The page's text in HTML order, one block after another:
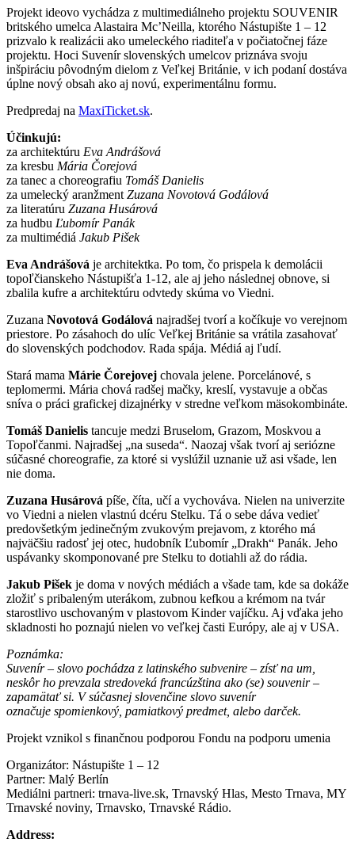
Projekt ideovo vychádza z multimediálneho projektu SOUVENIR
britského umelca Alastaira Mc’Neilla, ktorého Nástupište 1 – 12
prizvalo k realizácii ako umeleckého riaditeľa v počiatočnej fáze
projektu. Hoci Suvenír slovenských umelcov priznáva svoju
inšpiráciu pôvodným dielom z Veľkej Británie, v ich podaní dostáva
úplne nový obsah ako aj novú, experimentálnu formu.
Predpredaj na MaxiTicket.sk.
Účinkujú:
za architektúru Eva Andrášová
za kresbu Mária Čorejová
za tanec a choreografiu Tomáš Danielis
za umelecký aranžment Zuzana Novotová Godálová
za literatúru Zuzana Husárová
za hudbu Ľubomír Panák
za multimédiá Jakub Pišek
Eva Andrášová je architektka. Po tom, čo prispela k demolácii
topoľčianskeho Nástupišťa 1-12, ale aj jeho následnej obnove, si
zbalila kufre a architektúru odvtedy skúma vo Viedni.
Zuzana Novotová Godálová najradšej tvorí a kočíkuje vo verejnom
priestore. Po zásahoch do ulíc Veľkej Británie sa vrátila zasahovať
do slovenských podchodov. Rada spája. Médiá aj ľudí.
Stará mama Márie Čorejovej chovala jelene. Porcelánové, s
teplomermi. Mária chová radšej mačky, kreslí, vystavuje a občas
sníva o práci grafickej dizajnérky v stredne veľkom mäsokombináte.
Tomáš Danielis tancuje medzi Bruselom, Grazom, Moskvou a
Topoľčanmi. Najradšej „na suseda“. Naozaj však tvorí aj seriózne
súčasné choreografie, za ktoré si vyslúžil uznanie už asi všade, len
nie doma.
Zuzana Husárová píše, číta, učí a vychováva. Nielen na univerzite
vo Viedni a nielen vlastnú dcéru Stelku. Tá o sebe dáva vedieť
predovšetkým jedinečným zvukovým prejavom, z ktorého má
najväčšiu radosť jej otec, hudobník Ľubomír „Drakh“ Panák. Jeho
uspávanky skomponované pre Stelku to dotiahli až do rádia.
Jakub Pišek je doma v nových médiách a všade tam, kde sa dokáže
zložiť s pribaleným uterákom, zubnou kefkou a krémom na tvár
starostlivo uschovaným v plastovom Kinder vajíčku. Aj vďaka jeho
skladnosti ho poznajú nielen vo veľkej časti Európy, ale aj v USA.
Poznámka:
Suvenír – slovo pochádza z latinského subvenire – zísť na um,
neskôr ho prevzala stredoveká francúzština ako (se) souvenir –
zapamätať si. V súčasnej slovenčine slovo suvenír
označuje spomienkový, pamiatkový predmet, alebo darček.
Projekt vznikol s finančnou podporou Fondu na podporu umenia
Organizátor: Nástupište 1 – 12
Partner: Malý Berlín
Mediálni partneri: trnava-live.sk, Trnavský Hlas, Mesto Trnava, MY
Trnavské noviny, Trnavsko, Trnavské Rádio.
Address: